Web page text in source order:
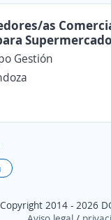
as
Gestión
Copyright 2014 - 2026